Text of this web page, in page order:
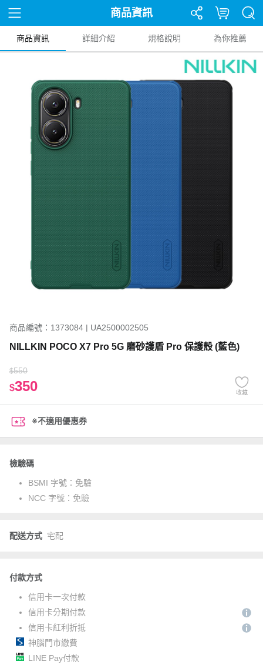
商品資訊
商品資訊 詳細介紹 規格說明 為你推薦
商品編號：1373084 | UA2500002505
NILLKIN POCO X7 Pro 5G 磨砂護盾 Pro 保護殼 (藍色)
$550
$350 收藏
※不適用優惠券
檢驗碼
BSMI 字號： 免驗
NCC 字號： 免驗
配送方式 宅配
付款方式
信用卡一次付款
信用卡分期付款
信用卡紅利折抵
神腦門市繳費
LINE Pay付款